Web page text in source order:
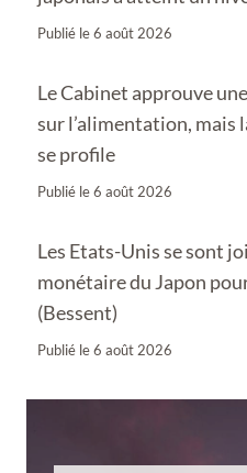
Publié le6 août 2026
Le Cabinet approuve
sur l’alimentation, mais
se profile
Publié le6 août 2026
Les Etats-Unis se sont
monétaire du Japon
(Bessent)
Publié le6 août 2026